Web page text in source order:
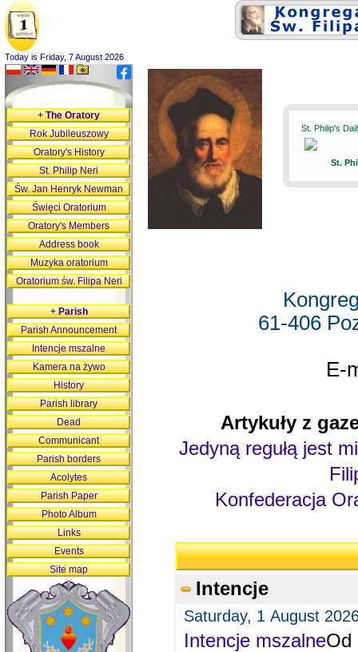
Today is Friday, 7 August 2026
St. Philip's
St.
61-406
E-
Artykuły z
Jedyną regułą jest
Konfederacja
Intencje
Saturday, 1 August
Intencje mszalneOd
+The Oratory
Rok Jubileuszowy
Oratory's History
St. Philip Neri
Św. Jan Henryk Newman
Święci Oratorium
Oratory's Members
Address book
Muzyka oratorium
Oratorium św. Filipa Neri
+Parish
Parish Announcement
Intencje mszalne
Kamera na żywo
History
Parish library
Dead
Communicant
Parish borders
Acolytes
Parish Paper
Photo Album
Links
Events
Site map